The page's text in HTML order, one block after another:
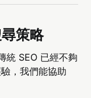
策略
統 SEO 已經不夠
，我們能協助